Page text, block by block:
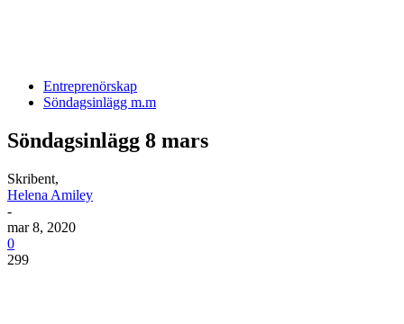
Entreprenörskap
Söndagsinlägg m.m
Söndagsinlägg 8 mars
Skribent,
Helena Amiley
-
mar 8, 2020
0
299